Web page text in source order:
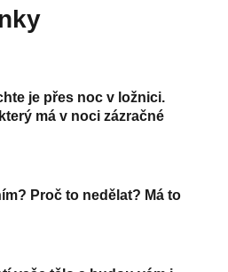
je přes noc v ložnici.
má v noci zázračné
Proč to nedělat? Má to